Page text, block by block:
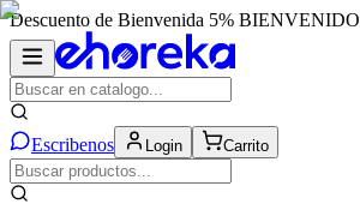
Descuento de Bienvenida 5% BIENVENIDO
Escribenos Login Carrito